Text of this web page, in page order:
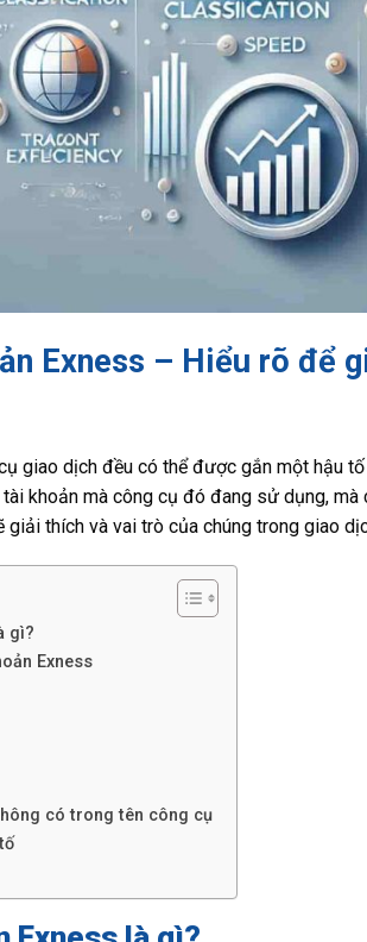
Exness – Hiểu rõ để
giao dịch đều có thể được gắn một hậu
khoản mà công cụ đó đang sử dụng,
thích và vai trò của chúng trong giao
gì?
Exness
có trong tên công cụ